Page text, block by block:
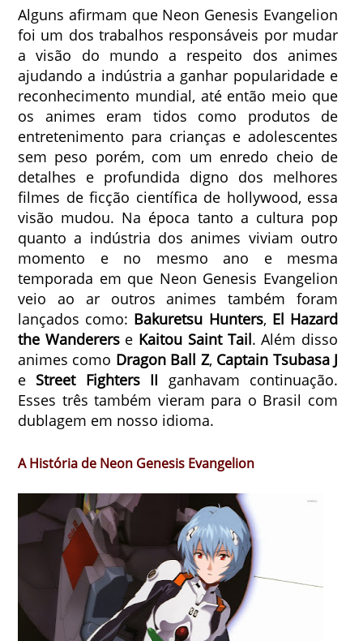
Alguns afirmam que Neon Genesis Evangelion
foi um dos trabalhos responsáveis por mudar
a visão do mundo a respeito dos animes
ajudando a indústria a ganhar popularidade e
reconhecimento mundial, até então meio que
os animes eram tidos como produtos de
entretenimento para crianças e adolescentes
sem peso porém, com um enredo cheio de
detalhes e profundida digno dos melhores
filmes de ficção científica de hollywood, essa
visão mudou. Na época tanto a cultura pop
quanto a indústria dos animes viviam outro
momento e no mesmo ano e mesma
temporada em que Neon Genesis Evangelion
veio ao ar outros animes também foram
lançados como: Bakuretsu Hunters, El Hazard
the Wandererse Kaitou Saint Tail. Além disso
animes como Dragon Ball Z, Captain Tsubasa J
e Street Fighters II ganhavam continuação.
Esses três também vieram para o Brasil com
dublagem em nosso idioma.
A História de Neon Genesis Evangelion